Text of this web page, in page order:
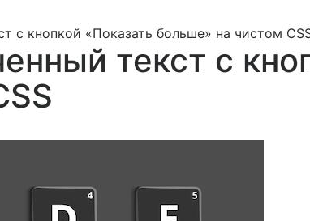
с кнопкой «Показать больше» на чистом
текст с